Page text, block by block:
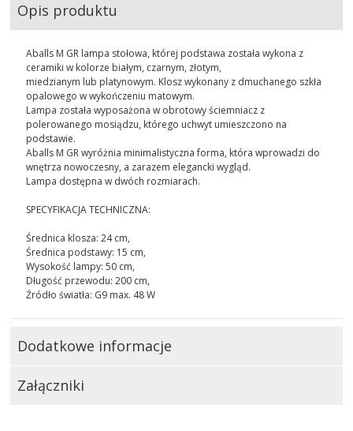
Opis produktu
Aballs M GR lampa stołowa, której podstawa została wykona z
ceramiki w kolorze białym, czarnym, złotym,
miedzianym lub platynowym. Klosz wykonany z dmuchanego szkła
opalowego w wykończeniu matowym.
Lampa została wyposażona w obrotowy ściemniacz z
polerowanego mosiądzu, którego uchwyt umieszczono na
podstawie.
Aballs M GR wyróżnia minimalistyczna forma, która wprowadzi do
wnętrza nowoczesny, a zarazem elegancki wygląd.
Lampa dostępna w dwóch rozmiarach.
SPECYFIKACJA TECHNICZNA:
Średnica klosza: 24 cm,
Średnica podstawy: 15 cm,
Wysokość lampy: 50 cm,
Długość przewodu: 200 cm,
Źródło światła: G9 max. 48 W
Dodatkowe informacje
Załączniki